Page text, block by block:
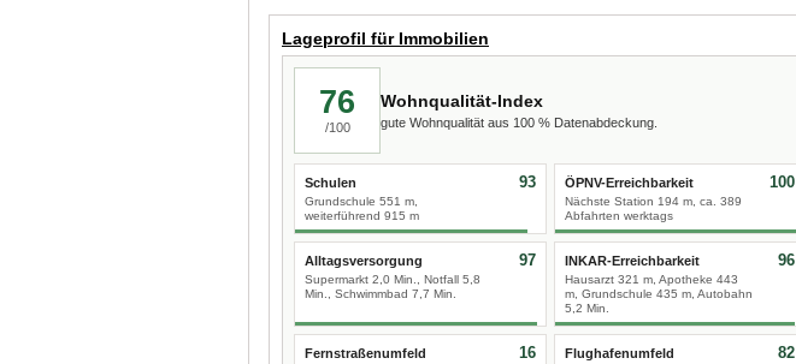
Lageprofil für Immobilien
76
/100
Wohnqualität-Index
gute Wohnqualität aus 100 % Datenabdeckung.
Schulen
Grundschule 551 m,
weiterführend 915 m
93 ÖPNV-Erreichbarkeit
Nächste Station 194 m, ca. 389
Abfahrten werktags
100
Alltagsversorgung
Supermarkt 2,0 Min., Notfall 5,8
Min., Schwimmbad 7,7 Min.
97 INKAR-Erreichbarkeit
Hausarzt 321 m, Apotheke 443
m, Grundschule 435 m, Autobahn
5,2 Min.
96
Fernstraßenumfeld 16 Flughafenumfeld 82